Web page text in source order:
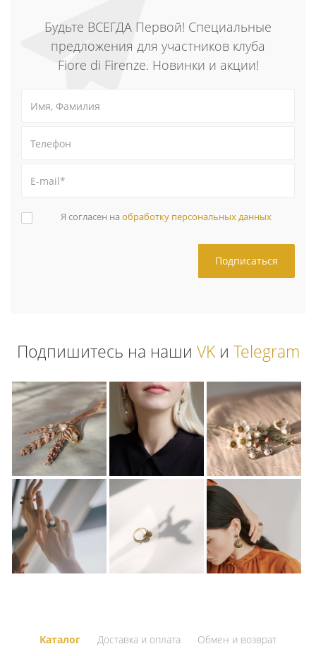
Будьте ВСЕГДА Первой! Специальные
предложения для участников клуба
Fiore di Firenze. Новинки и акции!
Я согласен на обработку персональных данных
Подпишитесь на наши VKи Telegram
Каталог Доставка и оплата
Обмен и возврат